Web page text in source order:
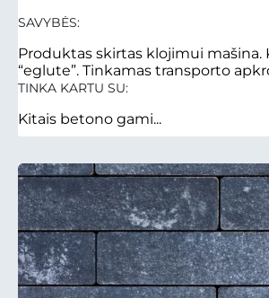
SAVYBĖS:
Produktas skirtas klojimui mašina.
“eglute”. Tinkamas transporto
TINKA KARTU SU:
Kitais betono gami...